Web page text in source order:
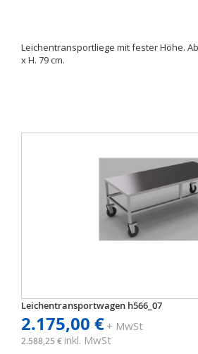
Leichentransportliege mit fester Höhe.
x H. 79 cm.
Leichentransportwagen h566_07
2.175,00 €+ MwSt
2.588,25 € inkl. MwSt